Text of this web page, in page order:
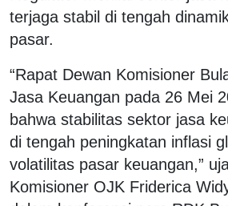
terjaga stabil di tengah
pasar.
“Rapat Dewan Komisioner
Jasa Keuangan pada 26 Mei
bahwa stabilitas sektor jasa
di tengah peningkatan inflasi
volatilitas pasar keuangan,”
Komisioner OJK Friderica